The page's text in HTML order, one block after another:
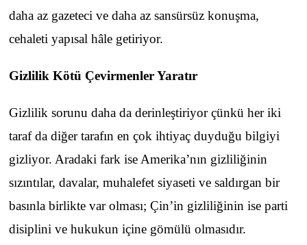
daha az gazeteci ve daha az sansürsüz konuşma,
cehaleti yapısal hâle getiriyor.
Gizlilik Kötü Çevirmenler Yaratır
Gizlilik sorunu daha da derinleştiriyor çünkü her iki
taraf da diğer tarafın en çok ihtiyaç duyduğu bilgiyi
gizliyor. Aradaki fark ise Amerika’nın gizliliğinin
sızıntılar, davalar, muhalefet siyaseti ve saldırgan bir
basınla birlikte var olması; Çin’in gizliliğinin ise parti
disiplini ve hukukun içine gömülü olmasıdır.